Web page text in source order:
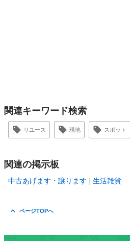
関連キーワード検索
リユース 現地 スポット
関連の掲示板
中古あげます・譲ります 生活雑貨
ページTOPへ